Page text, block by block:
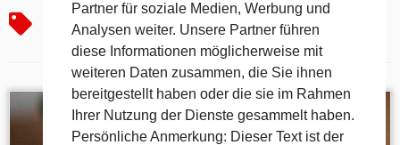
historische Filme Deutschland
Partner für soziale Medien, Werbung und
Analysen weiter. Unsere Partner führen
diese Informationen möglicherweise mit
weiteren Daten zusammen, die Sie ihnen
bereitgestellt haben oder die sie im Rahmen
Ihrer Nutzung der Dienste gesammelt haben.
Persönliche Anmerkung: Dieser Text ist der